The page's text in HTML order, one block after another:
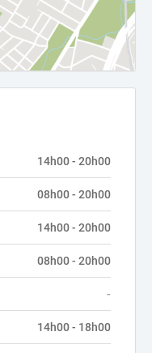
14h00 - 20h00
08h00 - 20h00
14h00 - 20h00
08h00 - 20h00
-
14h00 - 18h00